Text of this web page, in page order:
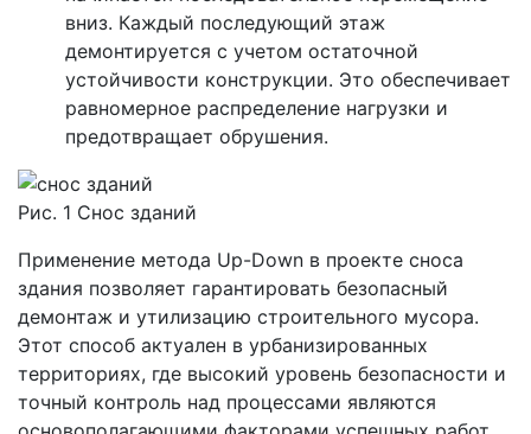
вниз. Каждый последующий этаж
демонтируется с учетом остаточной
устойчивости конструкции. Это обеспечивает
равномерное распределение нагрузки и
предотвращает обрушения.
Рис. 1 Снос зданий
Применение метода Up-Down в проекте сноса
здания позволяет гарантировать безопасный
демонтаж и утилизацию строительного мусора.
Этот способ актуален в урбанизированных
территориях, где высокий уровень безопасности и
точный контроль над процессами являются